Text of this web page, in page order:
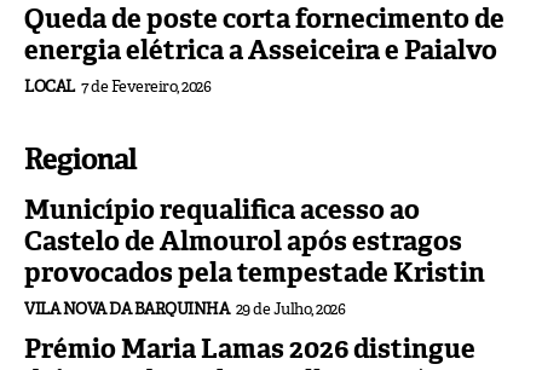
Queda de poste corta fornecimento de
energia elétrica a Asseiceira e Paialvo
LOCAL 7 de Fevereiro, 2026
Regional
Município requalifica acesso ao
Castelo de Almourol após estragos
provocados pela tempestade Kristin
VILA NOVA DA BARQUINHA 29 de Julho, 2026
Prémio Maria Lamas 2026 distingue